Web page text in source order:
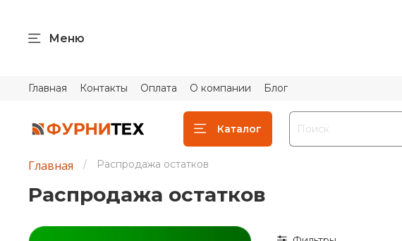
Меню
Главная Контакты Оплата О компании Блог
Каталог
Главная Распродажа остатков
Распродажа остатков